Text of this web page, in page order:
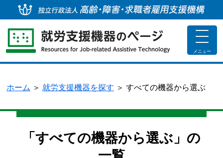
toggle
メニュー
ホーム ＞ 就労支援機器を探す ＞ すべての機器から選ぶ
「すべての機器から選ぶ」の